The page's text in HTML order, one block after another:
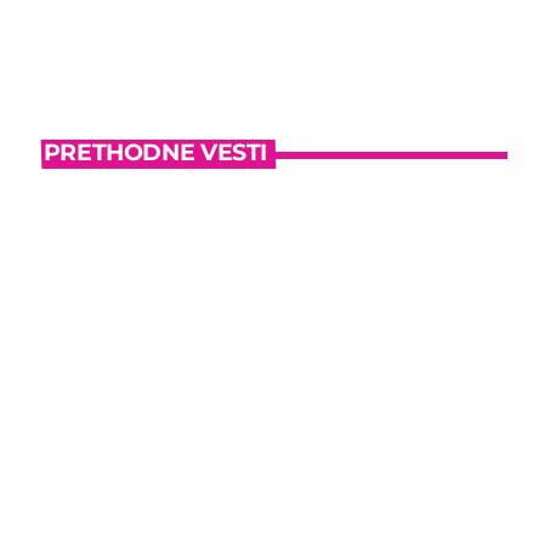
PRETHODNE VESTI